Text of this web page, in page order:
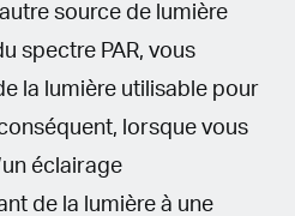
source de lumière
spectre PAR, vous
la lumière utilisable pour
lorsque vous
éclairage
de la lumière à une